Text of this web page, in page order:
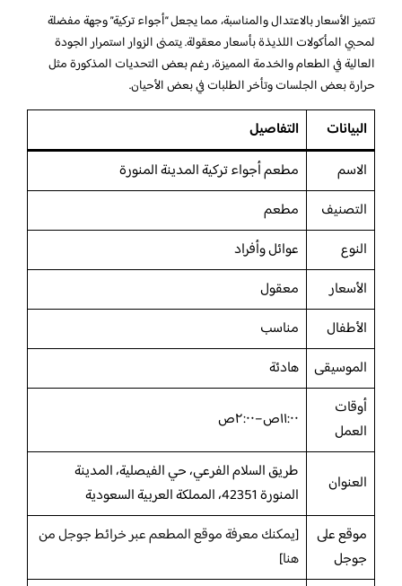
تتميز الأسعار بالاعتدال والمناسبة، مما يجعل “أجواء تركية” وجهة مفضلة
لمحبي المأكولات اللذيذة بأسعار معقولة. يتمنى الزوار استمرار الجودة
العالية في الطعام والخدمة المميزة، رغم بعض التحديات المذكورة مثل
حرارة بعض الجلسات وتأخر الطلبات في بعض الأحيان.
البيانات
التفاصيل
الاسم
مطعم أجواء تركية المدينة المنورة
التصنيف
مطعم
النوع
عوائل وأفراد
الأسعار
معقول
الأطفال
مناسب
الموسيقى
هادئة
أوقات
العمل
١١:٠٠ص–٢:٠٠ص
العنوان
طريق السلام الفرعي، حي الفيصلية، المدينة
المنورة 42351، المملكة العربية السعودية
موقع على
جوجل
[يمكنك معرفة موقع المطعم عبر خرائط جوجل من
هنا]